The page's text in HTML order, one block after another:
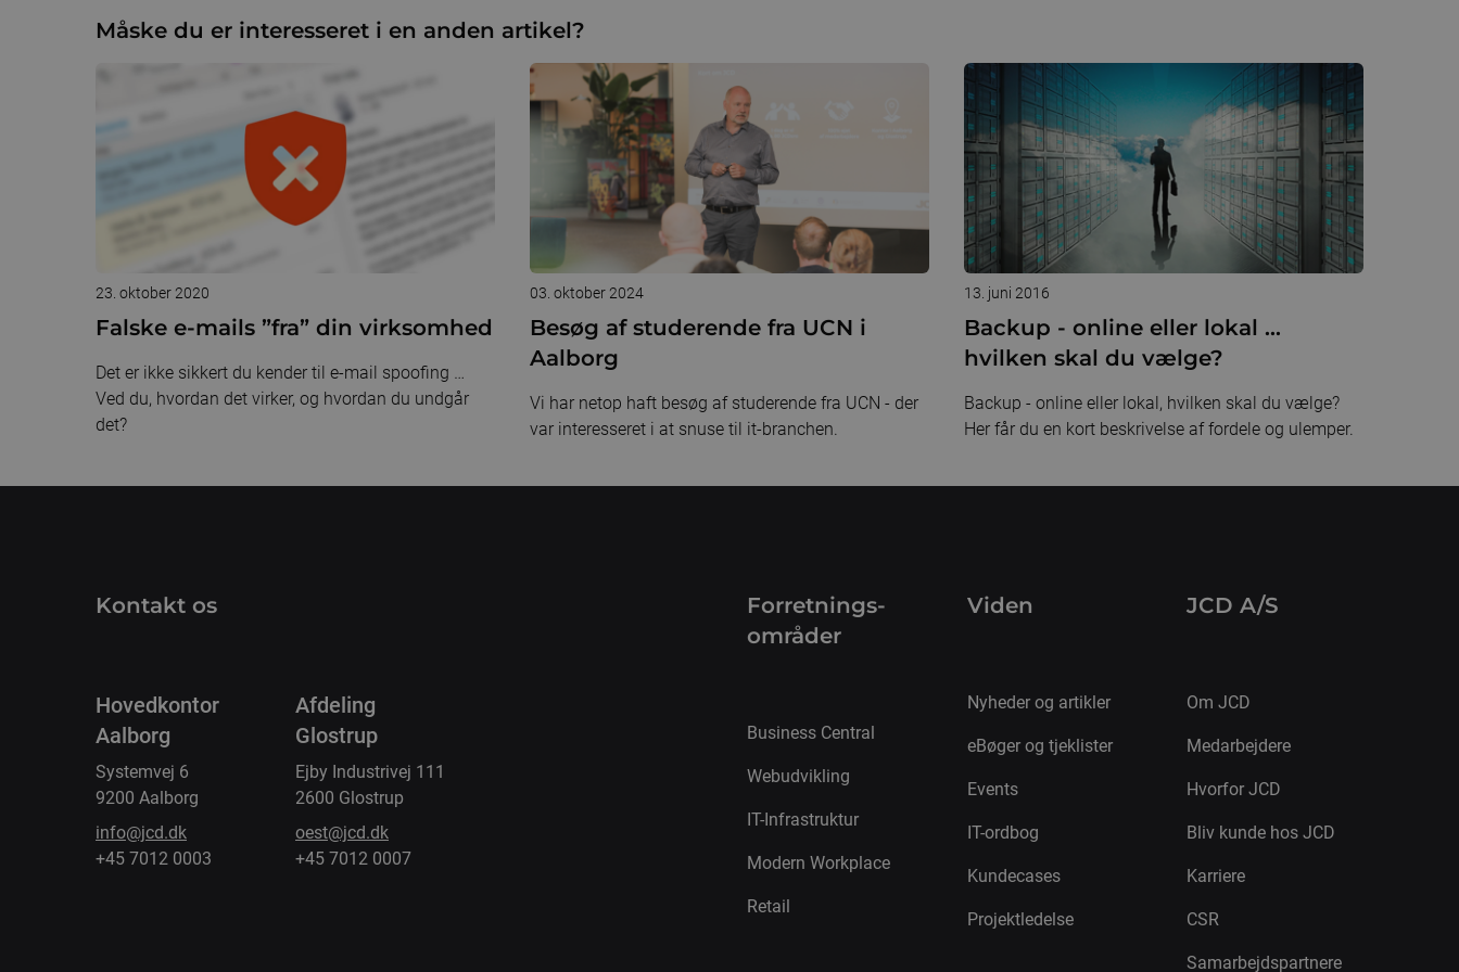
Måske du er interesseret i en anden artikel?
23. oktober 2020
Falske e-mails ”fra” din virksomhed
Det er ikke sikkert du kender til e-mail spoofing …
Ved du, hvordan det virker, og hvordan du undgår
det?
03. oktober 2024
Besøg af studerende fra UCN i
Aalborg
Vi har netop haft besøg af studerende fra UCN - der
var interesseret i at snuse til it-branchen.
13. juni 2016
Backup - online eller lokal ...
hvilken skal du vælge?
Backup - online eller lokal, hvilken skal du vælge?
Her får du en kort beskrivelse af fordele og ulemper.
Kontakt os
Hovedkontor
Aalborg
Systemvej 6
9200 Aalborg
info@jcd.dk
+45 7012 0003
Afdeling
Glostrup
Ejby Industrivej 111
2600 Glostrup
oest@jcd.dk
+45 7012 0007
Forretnings­
områder
Business Central
Webudvikling
IT-Infrastruktur
Modern Workplace
Retail
Viden
Nyheder og artikler
eBøger og tjeklister
Events
IT-ordbog
Kundecases
Projektledelse
JCD A/S
Om JCD
Medarbejdere
Hvorfor JCD
Bliv kunde hos JCD
Karriere
CSR
Samarbejdspartnere